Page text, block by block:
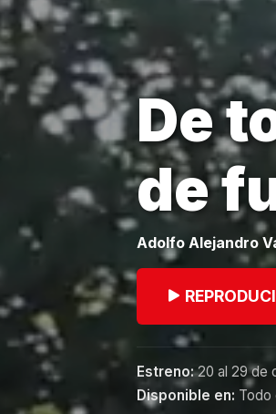
De
de
Adolfo Alejandro
Estreno:20 al 29 de
Disponible en: Todo